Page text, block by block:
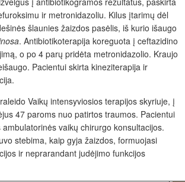
ir metronidazoliu. Kilus įtarimų dėl
šlaunies žaizdos pasėlis, iš kurio išaugo
. Antibiotikoterapija koreguota į ceftazidino
o po 4 parų pridėta metronidazolio. Kraujo
Pacientui skirta kineziterapija ir
Vaikų intensyviosios terapijos skyriuje, į
47 paroms nuo patirtos traumos. Pacientui
vaikų chirurgo konsultacijos.
stebima, kaip gyja žaizdos, formuojasi
ir neprarandant judėjimo funkcijos